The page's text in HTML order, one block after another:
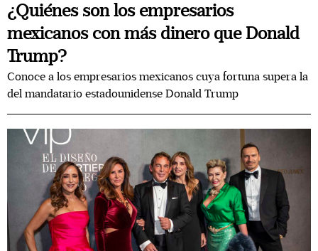
¿Quiénes son los empresarios
mexicanos con más dinero que Donald
Trump?
Conoce a los empresarios mexicanos cuya fortuna supera la
del mandatario estadounidense Donald Trump